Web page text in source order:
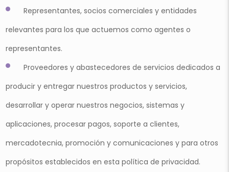
Representantes, socios comerciales y entidades
relevantes para los que actuemos como agentes o
representantes.
Proveedores y abastecedores de servicios dedicados a
producir y entregar nuestros productos y servicios,
desarrollar y operar nuestros negocios, sistemas y
aplicaciones, procesar pagos, soporte a clientes,
mercadotecnia, promoción y comunicaciones y para otros
propósitos establecidos en esta política de privacidad.